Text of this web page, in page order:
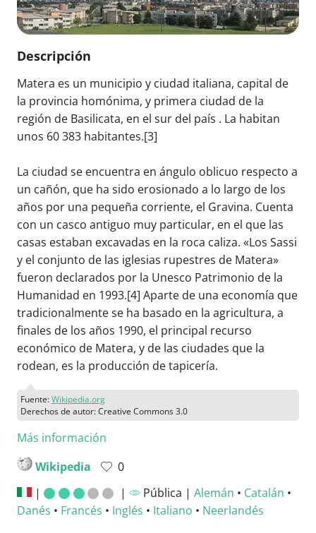
Descripción
Matera es un municipio y ciudad italiana, capital de
la provincia homónima, y primera ciudad de la
región de Basilicata, en el sur del país . La habitan
unos 60 383 habitantes.[3]​
La ciudad se encuentra en ángulo oblicuo respecto a
un cañón, que ha sido erosionado a lo largo de los
años por una pequeña corriente, el Gravina. Cuenta
con un casco antiguo muy particular, en el que las
casas estaban excavadas en la roca caliza. «Los Sassi
y el conjunto de las iglesias rupestres de Matera»
fueron declarados por la Unesco Patrimonio de la
Humanidad en 1993.[4]​ Aparte de una economía que
tradicionalmente se ha basado en la agricultura, a
finales de los años 1990, el principal recurso
económico de Matera, y de las ciudades que la
rodean, es la producción de tapicería.
Fuente:Wikipedia.org
Derechos de autor: Creative Commons 3.0
Más información
Wikipedia
0
|
| Pública | Alemán • Catalán •
Danés • Francés • Inglés • Italiano • Neerlandés